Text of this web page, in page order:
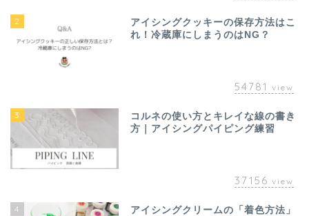
2
アイシングクッキーの保存方法はこ
れ！冷蔵庫にしまうのはNG？
54781 view
3
コルネの使い方とキレイな線の書き
方｜アイシングパイピング練習
37156 view
4
アイシングクリームの「着色方法」